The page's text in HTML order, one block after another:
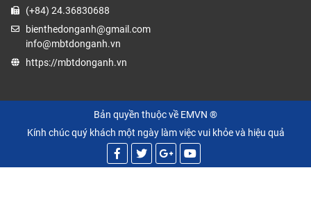
(+84) 24.36830688
bienthedonganh@gmail.com
info@mbtdonganh.vn
https://mbtdonganh.vn
Bản quyền thuộc về EMVN ®
Kính chúc quý khách một ngày làm việc vui khỏe và hiệu quả